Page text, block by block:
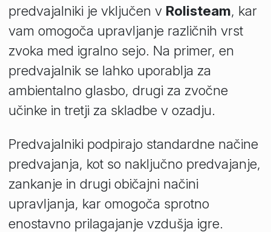
predvajalniki je vključen v Rolisteam, kar
vam omogoča upravljanje različnih vrst
zvoka med igralno sejo. Na primer, en
predvajalnik se lahko uporablja za
ambientalno glasbo, drugi za zvočne
učinke in tretji za skladbe v ozadju.
Predvajalniki podpirajo standardne načine
predvajanja, kot so naključno predvajanje,
zankanje in drugi običajni načini
upravljanja, kar omogoča sprotno
enostavno prilagajanje vzdušja igre.